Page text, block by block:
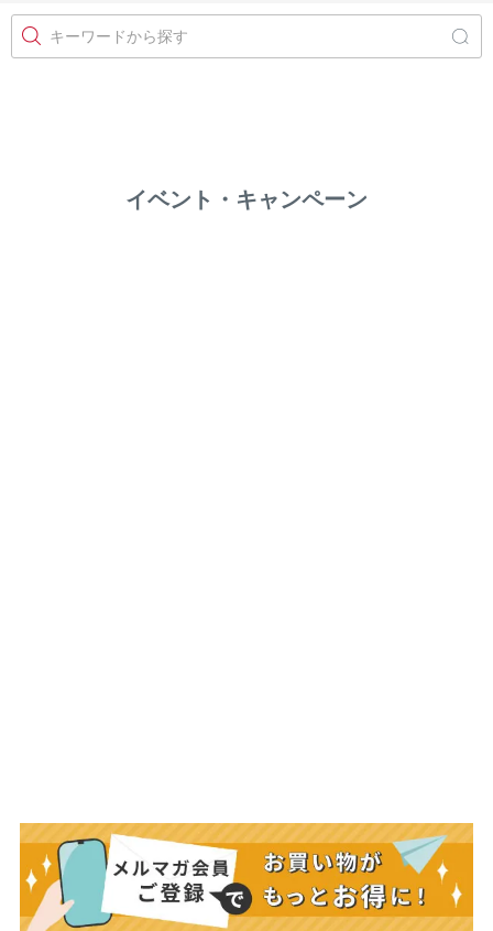
キーワードから探す
イベント・キャンペーン